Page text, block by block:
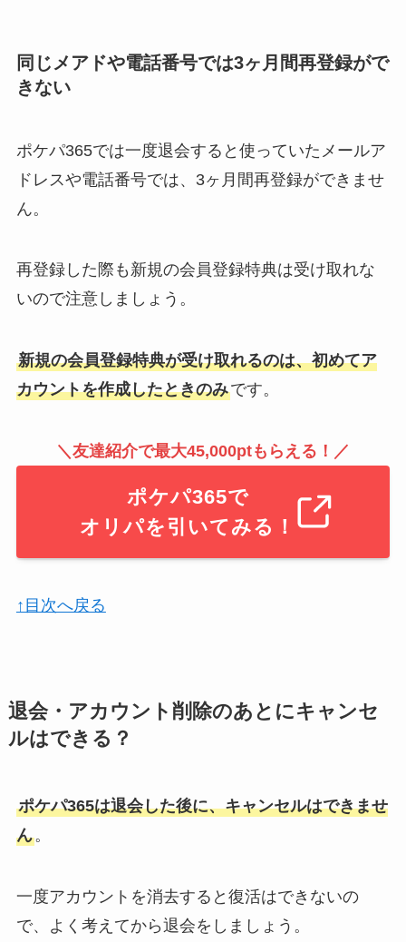
同じメアドや電話番号では3ヶ月間再登録がで
きない
ポケパ365では一度退会すると使っていたメールア
ドレスや電話番号では、3ヶ月間再登録ができませ
ん。
再登録した際も新規の会員登録特典は受け取れな
いので注意しましょう。
新規の会員登録特典が受け取れるのは、初めてア
カウントを作成したときのみです。
＼友達紹介で最大45,000ptもらえる！／
ポケパ365で
オリパを引いてみる！
↑目次へ戻る
退会・アカウント削除のあとにキャンセ
ルはできる？
ポケパ365は退会した後に、キャンセルはできませ
ん。
一度アカウントを消去すると復活はできないの
で、よく考えてから退会をしましょう。